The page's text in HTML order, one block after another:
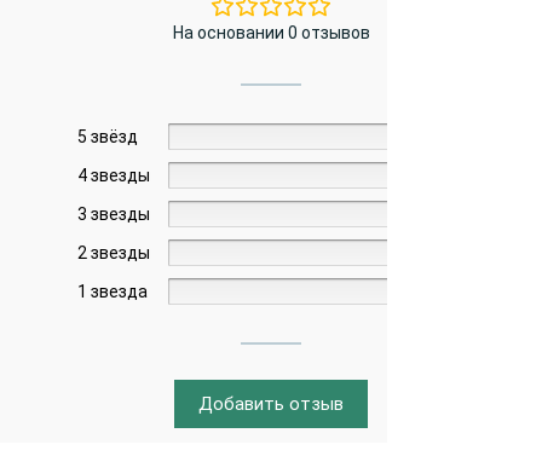
На основании 0 отзывов
5 звёзд
4 звезды
3 звезды
2 звезды
1 звезда
Добавить отзыв